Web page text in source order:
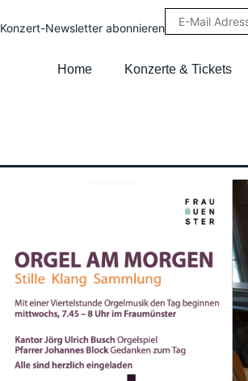
Konzert-Newsletter abonnieren
Home Konzerte & Tickets